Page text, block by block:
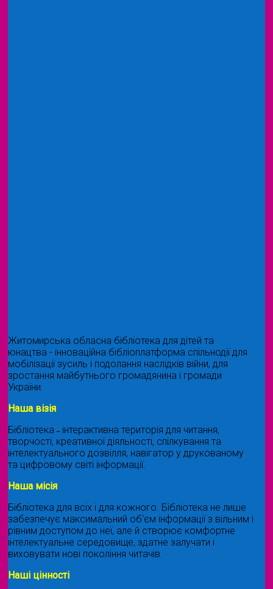
Житомирська обласна бібліотека для дітей та
юнацтва - інноваційна бібліоплатформа спільнодії для
мобілізації зусиль і подолання наслідків війни, для
зростання майбутнього громадянина і громади
України.
Наша візія
Бібліотека ˗ інтерактивна територія для читання,
творчості, креативної діяльності, спілкування та
інтелектуального дозвілля, навігатор у друкованому
та цифровому світі інформації.
Наша місія
Бібліотека для всіх і для кожного. Бібліотека не лише
забезпечує максимальний об'єм інформації з вільним і
рівним доступом до неї, але й створює комфортне
інтелектуальне середовище, здатне залучати і
виховувати нові покоління читачів.
Наші цінності